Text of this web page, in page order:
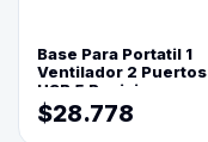
Base Para Portatil 1
Ventilador 2 Puertos
USB 5 Posiciones
$28.778